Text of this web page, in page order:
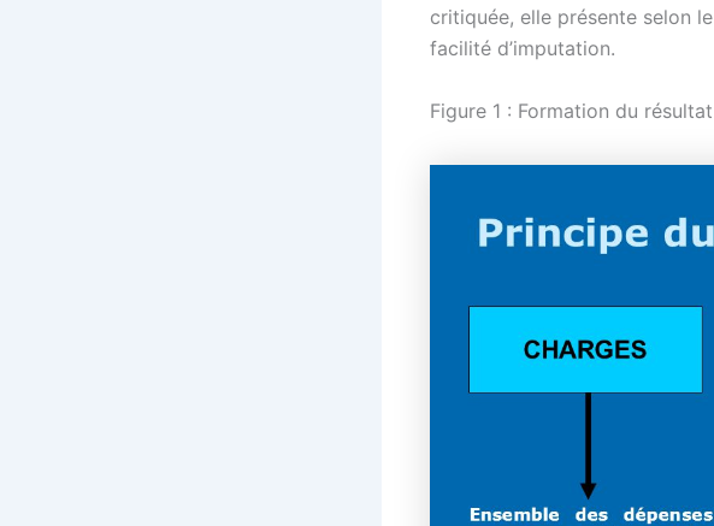
critiquée, elle présente selon le
facilité d’imputation.
Figure 1 : Formation du résultat